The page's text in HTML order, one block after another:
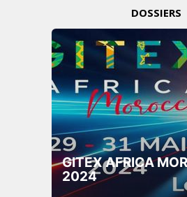
DOSSIERS
GITEX AFRICA
2024